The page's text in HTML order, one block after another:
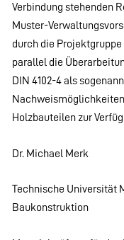
Verbindung stehenden
Muster-
durch die
parallel die
DIN 4102-4 als
Holzbauteilen zur
Dr. Michael Merk
Technische Universität
Baukonstruktion